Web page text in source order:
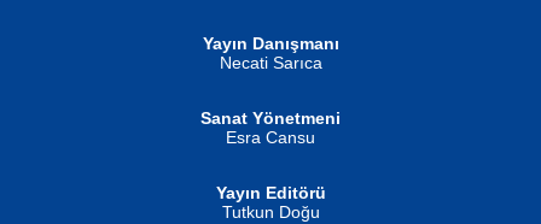
Yayın Danışmanı
Necati Sarıca
Sanat Yönetmeni
Esra Cansu
Yayın Editörü
Tutkun Doğu